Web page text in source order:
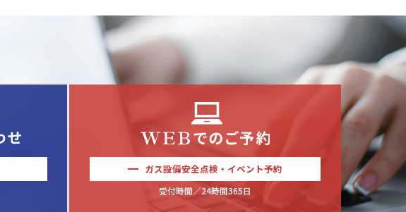
ガス設備安全点検・イベント予約
受付時間／24時間365日